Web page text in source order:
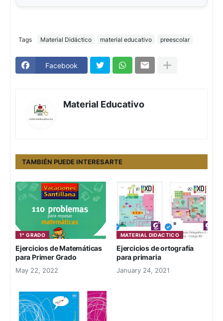
Tags Material Didáctico material educativo preescolar
Facebook
Material Educativo
TAMBIÉN PUEDE INTERESARTE
1° GRADO
Ejercicios de Matemáticas
para Primer Grado
May 22, 2022
MATERIAL DIDACTICO
Ejercicios de ortografía
para primaria
January 24, 2021